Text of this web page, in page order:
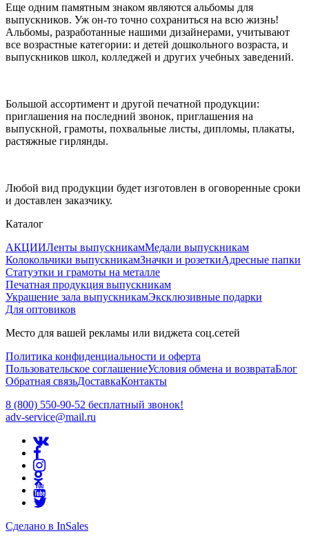
Еще одним памятным знаком являются альбомы для
выпускников. Уж он-то точно сохраниться на всю жизнь!
Альбомы, разработанные нашими дизайнерами, учитывают
все возрастные категории: и детей дошкольного возраста, и
выпускников школ, колледжей и других учебных заведений.
Большой ассортимент и другой печатной продукции:
приглашения на последний звонок, приглашения на
выпускной, грамоты, похвальные листы, дипломы, плакаты,
растяжные гирлянды.
Любой вид продукции будет изготовлен в оговоренные сроки
и доставлен заказчику.
Каталог
АКЦИИЛенты выпускникамМедали выпускникам
Колокольчики выпускникамЗначки и розеткиАдресные папки
Статуэтки и грамоты на металле
Печатная продукция выпускникам
Украшение зала выпускникамЭксклюзивные подарки
Для оптовиков
Место для вашей рекламы или виджета соц.сетей
Политика конфиденциальности и оферта
Пользовательское соглашениеУсловия обмена и возвратаБлог
Обратная связьДоставкаКонтакты
8 (800) 550-90-52 бесплатный звонок!
adv-service@mail.ru
Сделано в InSales